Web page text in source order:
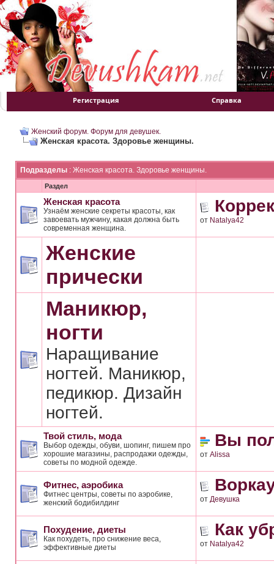
Регистрация Справка
Женский форум. Форум для девушек.
Женская красота. Здоровье женщины.
Подразделы : Женская красота. Здоровье женщины.
Раздел
Женская красота
Узнаём женские секреты красоты, как
завоевать мужчину, какая должна быть
современная женщина.
от Natalya42
Женские
прически
Маникюр,
ногти
Наращивание
ногтей. Маникюр,
педикюр. Дизайн
ногтей.
Твой стиль, мода
Выбор одежды, обуви, шопинг, пишем про
хорошие магазины, распродажи одежды,
советы по модной одежде.
Вы
от Alissa
Фитнес, аэробика
Фитнес центры, советы по аэробике,
женский бодибилдинг
от Девушка
Похудение, диеты
Как похудеть, про снижение веса,
эффективные диеты
Как
от Natalya42